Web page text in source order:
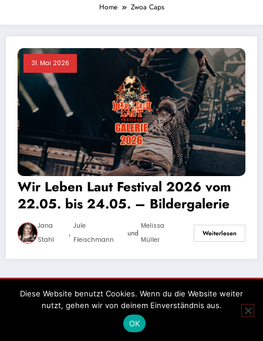
Home Zwoa Caps
31. Mai 2026
Wir Leben Laut Festival 2026 vom
22.05. bis 24.05. – Bildergalerie
Jana
Stahl
,
Jule
Fleischmann
und
Melissa
Müller
Weiterlesen
Impressum Datenschutz
Diese Website benutzt Cookies. Wenn du die Website weiter
nutzt, gehen wir von deinem Einverständnis aus.
OK